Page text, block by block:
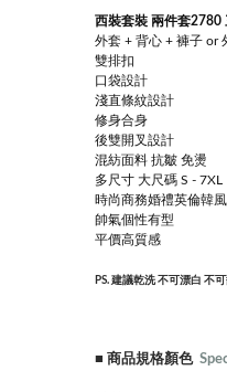
西裝套裝 兩件套2780
外套 + 背心 + 褲子 or
雙排扣
口袋設計
淺直條紋設計
修身合身
後雙開叉設計
混紡面料 抗皺 免燙
多尺寸 大尺碼 S - 7XL
時尚商務婚禮英倫韓風
帥氣個性有型
平價高質感
PS. 建議乾洗 不可漂白 不
■ 商品規格顏色